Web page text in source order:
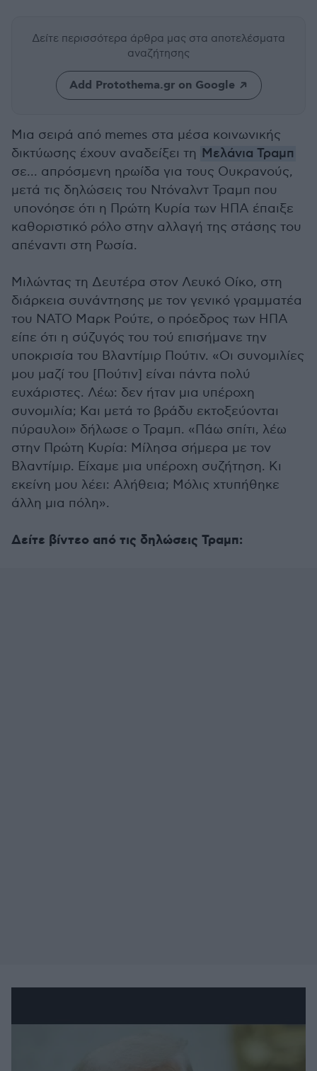
Δείτε περισσότερα άρθρα μας στα αποτελέσματα
αναζήτησης
Add Protothema.gr on Google
Μια σειρά από memes στα μέσα κοινωνικής
δικτύωσης έχουν αναδείξει τη Μελάνια Τραμπ
σε... απρόσμενη ηρωίδα για τους Ουκρανούς,
μετά τις δηλώσεις του Ντόναλντ Τραμπ που
υπονόησε ότι η Πρώτη Κυρία των ΗΠΑ έπαιξε
καθοριστικό ρόλο στην αλλαγή της στάσης του
απέναντι στη Ρωσία.
Μιλώντας τη Δευτέρα στον Λευκό Οίκο, στη
διάρκεια συνάντησης με τον γενικό γραμματέα
του ΝΑΤΟ Μαρκ Ρούτε, ο πρόεδρος των ΗΠΑ
είπε ότι η σύζυγός του τού επισήμανε την
υποκρισία του Βλαντίμιρ Πούτιν. «Οι συνομιλίες
μου μαζί του [Πούτιν] είναι πάντα πολύ
ευχάριστες. Λέω: δεν ήταν μια υπέροχη
συνομιλία; Και μετά το βράδυ εκτοξεύονται
πύραυλοι» δήλωσε ο Τραμπ. «Πάω σπίτι, λέω
στην Πρώτη Κυρία: Μίλησα σήμερα με τον
Βλαντίμιρ. Είχαμε μια υπέροχη συζήτηση. Κι
εκείνη μου λέει: Αλήθεια; Μόλις χτυπήθηκε
άλλη μια πόλη».
Δείτε βίντεο από τις δηλώσεις Τραμπ: